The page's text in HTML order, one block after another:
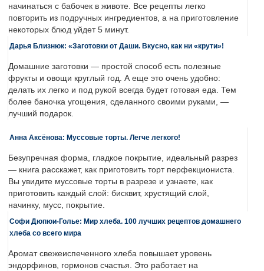
начинаться с бабочек в животе. Все рецепты легко
повторить из подручных ингредиентов, а на приготовление
некоторых блюд уйдет 5 минут.
Дарья Близнюк: «Заготовки от Даши. Вкусно, как ни «крути»!
Домашние заготовки — простой способ есть полезные
фрукты и овощи круглый год. А еще это очень удобно:
делать их легко и под рукой всегда будет готовая еда. Тем
более баночка угощения, сделанного своими руками, —
лучший подарок.
Анна Аксёнова: Муссовые торты. Легче легкого!
Безупречная форма, гладкое покрытие, идеальный разрез
— книга расскажет, как приготовить торт перфекциониста.
Вы увидите муссовые торты в разрезе и узнаете, как
приготовить каждый слой: бисквит, хрустящий слой,
начинку, мусс, покрытие.
Софи Дюпюи-Голье: Мир хлеба. 100 лучших рецептов домашнего
хлеба со всего мира
Аромат свежеиспеченного хлеба повышает уровень
эндорфинов, гормонов счастья. Это работает на